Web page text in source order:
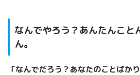
なんでやろう？あんたんこと
ん。
「なんでだろう？あなたのことばか